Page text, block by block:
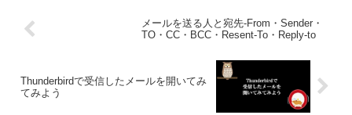
メールを送る人と宛先-From・Sender・
TO・CC・BCC・Resent-To・Reply-to
Thunderbirdで受信したメールを開いてみ
てみよう